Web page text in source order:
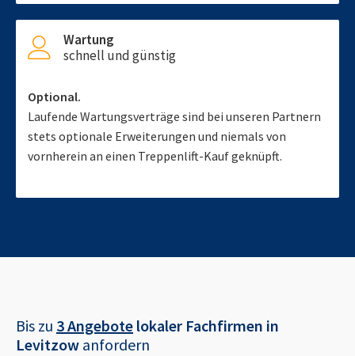
Wartung
schnell und günstig
Optional.
Laufende Wartungsverträge sind bei unseren Partnern
stets optionale Erweiterungen und niemals von
vornherein an einen Treppenlift-Kauf geknüpft.
Bis zu 3 Angebote lokaler Fachfirmen in
Levitzow anfordern